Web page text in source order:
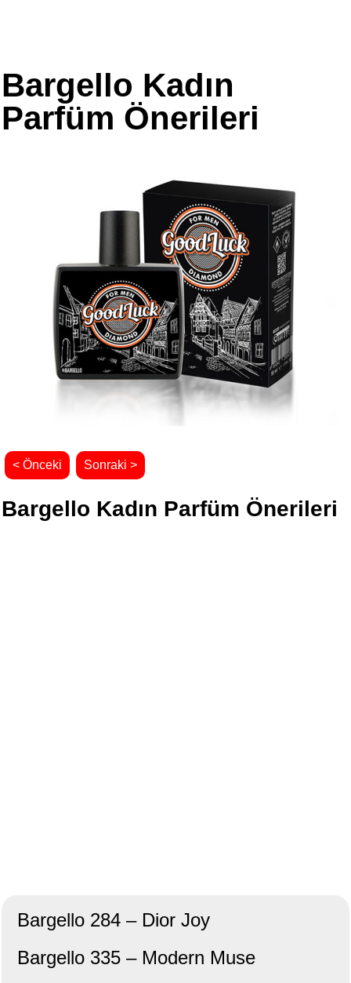
Bargello Kadın
Parfüm Önerileri
< Önceki Sonraki >
Bargello Kadın Parfüm Önerileri
Bargello 284 – Dior Joy
Bargello 335 – Modern Muse